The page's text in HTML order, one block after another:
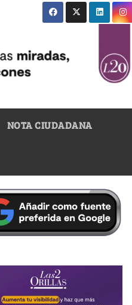
NOTA CIUDADANA